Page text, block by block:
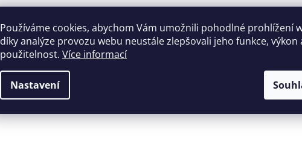
Používáme cookies, abychom Vám umožnili pohodlné prohlížení
díky analýze provozu webu neustále zlepšovali jeho funkce, výkon
použitelnost. Více informací
Nastavení